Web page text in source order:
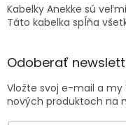
Kabelky Anekke sú
Táto kabelka spĺňa
Odoberať
Vložte svoj e-mail a
nových produktoch na